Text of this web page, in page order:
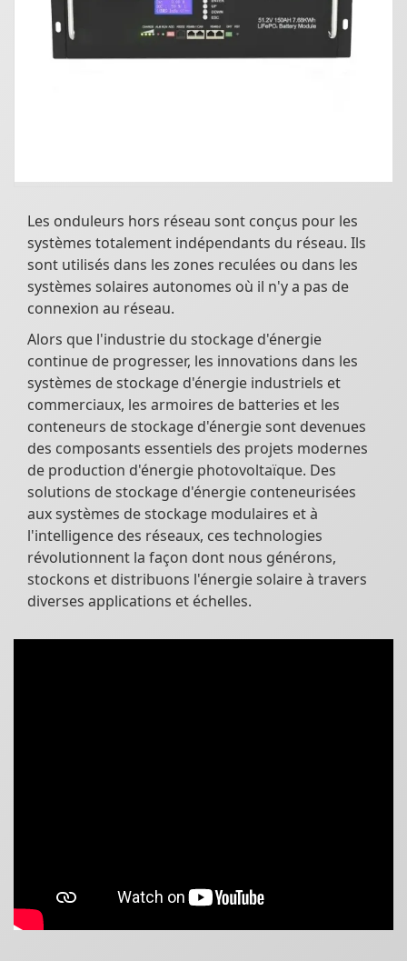
Les onduleurs hors réseau sont conçus pour les
systèmes totalement indépendants du réseau. Ils
sont utilisés dans les zones reculées ou dans les
systèmes solaires autonomes où il n'y a pas de
connexion au réseau.
Alors que l'industrie du stockage d'énergie
continue de progresser, les innovations dans les
systèmes de stockage d'énergie industriels et
commerciaux, les armoires de batteries et les
conteneurs de stockage d'énergie sont devenues
des composants essentiels des projets modernes
de production d'énergie photovoltaïque. Des
solutions de stockage d'énergie conteneurisées
aux systèmes de stockage modulaires et à
l'intelligence des réseaux, ces technologies
révolutionnent la façon dont nous générons,
stockons et distribuons l'énergie solaire à travers
diverses applications et échelles.